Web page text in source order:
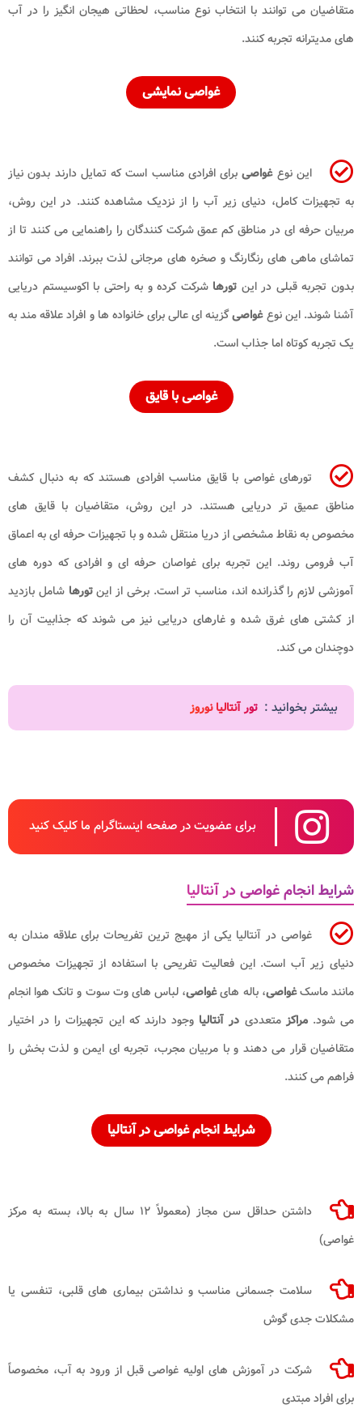
متقاضیان می توانند با انتخاب نوع مناسب، لحظاتی هیجان انگیز را در آب
های مدیترانه تجربه کنند.
غواصی نمایشی
این نوعغواصی برای افرادی مناسب است که تمایل دارند بدون نیاز
به تجهیزات کامل، دنیای زیر آب را از نزدیک مشاهده کنند. در این روش،
مربیان حرفه ای در مناطق کم عمق شرکت کنندگان را راهنمایی می کنند تا از
تماشای ماهی های رنگارنگ و صخره های مرجانی لذت ببرند. افراد می توانند
بدون تجربه قبلی در این تورهاشرکت کرده و به راحتی با اکوسیستم دریایی
آشنا شوند. این نوعغواصیگزینه ای عالی برای خانواده ها و افراد علاقه مند به
یک تجربه کوتاه اما جذاب است.
غواصی با قایق
تورهای غواصی با قایق مناسب افرادی هستند که به دنبال کشف
مناطق عمیق تر دریایی هستند. در این روش، متقاضیان با قایق های
مخصوص به نقاط مشخصی از دریا منتقل شده و با تجهیزات حرفه ای به اعماق
آب فرومی روند. این تجربه برای غواصان حرفه ای و افرادی که دوره های
آموزشی لازم را گذرانده اند، مناسب تر است. برخی از اینتورها شامل بازدید
از کشتی های غرق شده و غارهای دریایی نیز می شوند که جذابیت آن را
دوچندان می کند.
بیشتر بخوانید : تور آنتالیا نوروز
برای عضویت در صفحه اینستاگرام ما کلیک کنید
شرایط انجام غواصی در آنتالیا
غواصی در آنتالیا یکی از مهیج ترین تفریحات برای علاقه مندان به
دنیای زیر آب است. این فعالیت تفریحی با استفاده از تجهیزات مخصوص
مانند ماسکغواصی، باله هایغواصی، لباس های وت سوت و تانک هوا انجام
می شود.مراکزمتعددی در آنتالیا وجود دارند که این تجهیزات را در اختیار
متقاضیان قرار می دهند و با مربیان مجرب، تجربه ای ایمن و لذت بخش را
فراهم می کنند.
شرایط انجام غواصی در آنتالیا
داشتن حداقل سن مجاز (معمولاً ۱۲
سال به بالا، بسته به مرکز
غواصی)
سلامت جسمانی مناسب و نداشتن بیماری های قلبی، تنفسی یا
مشکلات جدی گوش
شرکت در آموزش های اولیه غواصی قبل از ورود به آب، مخصوصاً
برای افراد مبتدی